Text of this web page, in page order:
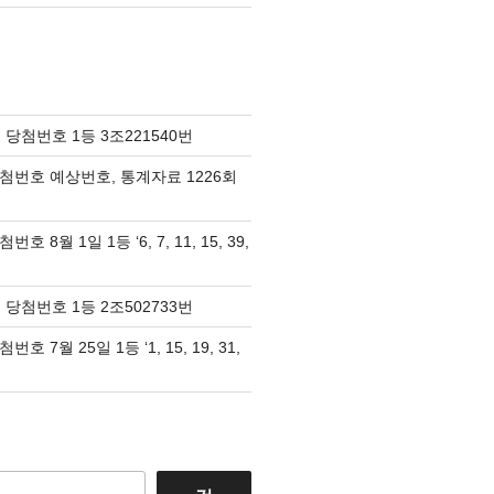
첨번호 1등 3조221540번
번호 예상번호, 통계자료 1226회
번호 8월 1일 1등 ‘6, 7, 11, 15, 39,
첨번호 1등 2조502733번
번호 7월 25일 1등 ‘1, 15, 19, 31,